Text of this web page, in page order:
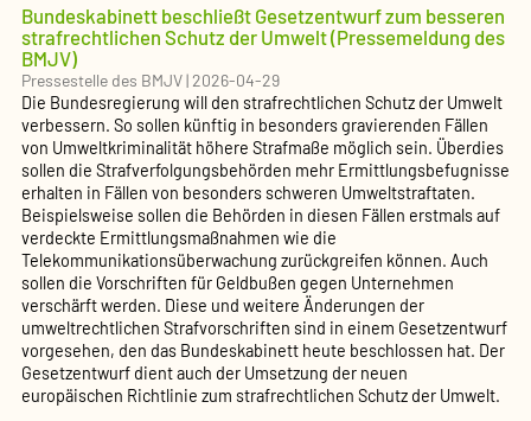
Bundeskabinett beschließt Gesetzentwurf zum besseren
strafrechtlichen Schutz der Umwelt (Pressemeldung des
BMJV)
Pressestelle des BMJV|2026-04-29
Die Bundesregierung will den strafrechtlichen Schutz der Umwelt
verbessern. So sollen künftig in besonders gravierenden Fällen
von Umweltkriminalität höhere Strafmaße möglich sein. Überdies
sollen die Strafverfolgungsbehörden mehr Ermittlungsbefugnisse
erhalten in Fällen von besonders schweren Umweltstraftaten.
Beispielsweise sollen die Behörden in diesen Fällen erstmals auf
verdeckte Ermittlungsmaßnahmen wie die
Telekommunikationsüberwachung zurückgreifen können. Auch
sollen die Vorschriften für Geldbußen gegen Unternehmen
verschärft werden. Diese und weitere Änderungen der
umweltrechtlichen Strafvorschriften sind in einem Gesetzentwurf
vorgesehen, den das Bundeskabinett heute beschlossen hat. Der
Gesetzentwurf dient auch der Umsetzung der neuen
europäischen Richtlinie zum strafrechtlichen Schutz der Umwelt.